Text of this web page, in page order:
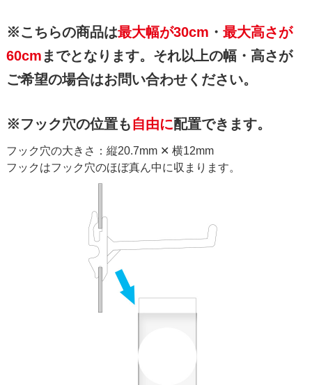
※こちらの商品は最大幅が30cm ・ 最大高さが
60cm までとなります。それ以上の幅・高さが
ご希望の場合はお問い合わせください。
※フック穴の位置も自由に配置できます。
フック穴の大きさ：縦20.7mm ✕ 横12mm
フックはフック穴のほぼ真ん中に収まります。